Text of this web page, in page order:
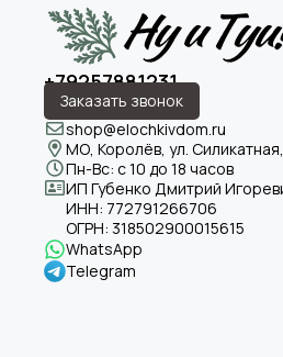
+79257881231
Заказать звонок
shop@elochkivdom.ru
МО, Королёв, ул.
Пн-Вс: с 10 до 18 часов
ИП Губенко Дмитрий
ИНН: 772791266706
ОГРН: 318502900015615
WhatsApp
Telegram